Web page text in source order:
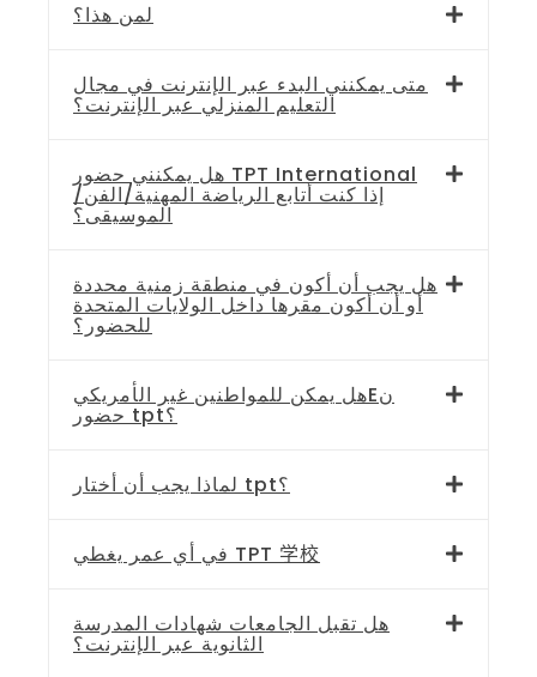
لمن هذا؟
متى يمكنني البدء عبر الإنترنت في مجال
التعليم المنزلي عبر الإنترنت؟
هل يمكنني حضور TPT International
إذا كنت أتابع الرياضة المهنية/الفن/
الموسيقى؟
هل يجب أن أكون في منطقة زمنية محددة
أو أن أكون مقرها داخل الولايات المتحدة
للحضور؟
هل يمكن للمواطنين غير الأمريكيEن
حضور tpt؟
لماذا يجب أن أختار tpt؟
في أي عمر يغطي TPT 学校
هل تقبل الجامعات شهادات المدرسة
الثانوية عبر الإنترنت؟